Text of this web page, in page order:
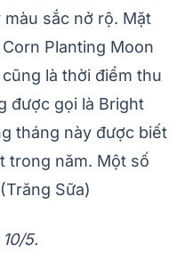
sắc nở rộ. Mặt
Planting Moon
là thời điểm thu
được gọi là Bright
tháng này được biết
trong năm. Một số
Sữa)
5.